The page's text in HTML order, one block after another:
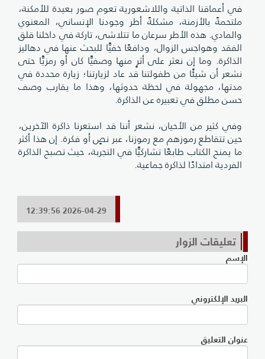
في أعماقنا الذاتية واللاشعورية تعوم صور بعيدة للأمكنة،
ملتحمةً بالأزمنة، مشكلةً أطر وجودنا الإنساني، المعنوي
والمادي. هذه الأطر سرعان ما تتلاشى، تاركة في داخلنا قلق
الفقد وهواجس الزوال، ودافعًا خفيًّا للبحث عنها في دهاليز
الذاكرة. وما إن نعثر على أثرٍ منها وصفيًّا كان أو رمزيًّا حتى
نشعر أن شيئًا من طفولتنا قد عاد لزيارتنا؛ زيارة محددة في
مدتها، مجهولة في لحظة حدوثها، وهذا ما يقارب وصف
حسن مطلق في تعبيره عن الذاكرة.
وفي كثير من الأحيان، نشعر أننا قد استعرنا ذاكرة الآخرين،
حين تتقاطع رموزهم مع رموزنا، عبر نصٍ أو فكرة. إن هذا أكثر
ما يمنح الكتاب طابعًا تشاركيًّا في التجربة، حيث تصبح الذاكرة
الفردية امتدادًا لذاكرة جماعية.
2026-04-29 12:39:56
تعليقات الزوار
الإسم
البريد الإلكتروني
عنوان التعليق